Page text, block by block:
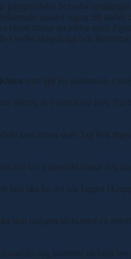
delar Solvalla
antalet segrar till stallet
hästar att jobba med.
stallet långsiktigt och
som gör en spännande
säsong år i som förra året.
kort innan start. Jag fick
var väl förberedd innan den
ska ha det här loppet i
hon troligen tävla med en
Jag kommer att köra